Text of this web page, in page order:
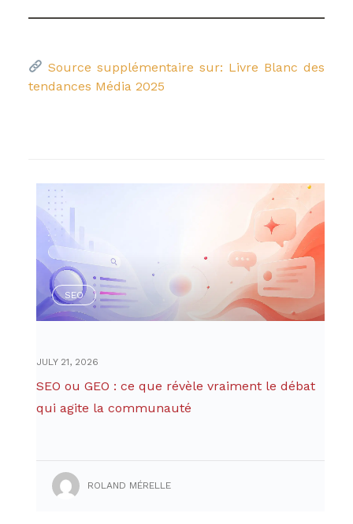
Source supplémentaire sur: Livre Blanc des
tendances Média 2025
SEO
JULY 21, 2026
SEO ou GEO : ce que révèle vraiment le débat
qui agite la communauté
ROLAND MÉRELLE